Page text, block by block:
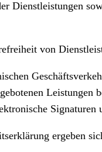
Dienstleistungen
von
Leistungen
ergeben